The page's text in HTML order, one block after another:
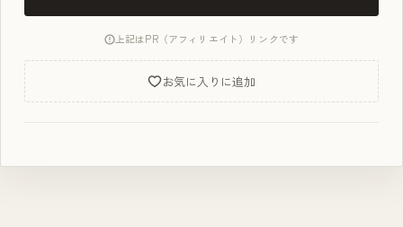
上記はPR（アフィリエイト）リンクです
お気に入りに追加